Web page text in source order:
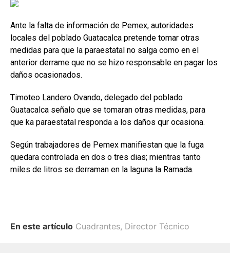
Ante la falta de información de Pemex, autoridades
locales del poblado Guatacalca pretende tomar otras
medidas para que la paraestatal no salga como en el
anterior derrame que no se hizo responsable en pagar los
daños ocasionados.
Timoteo Landero Ovando, delegado del poblado
Guatacalca señalo que se tomaran otras medidas, para
que ka paraestatal responda a los daños qur ocasiona.
Según trabajadores de Pemex manifiestan que la fuga
quedara controlada en dos o tres dias; mientras tanto
miles de litros se derraman en la laguna la Ramada.
En este artículo Cuadrantes, Director Técnico